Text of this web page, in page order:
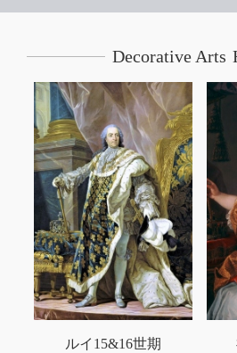
Decorative Arts
ルイ15&16世期